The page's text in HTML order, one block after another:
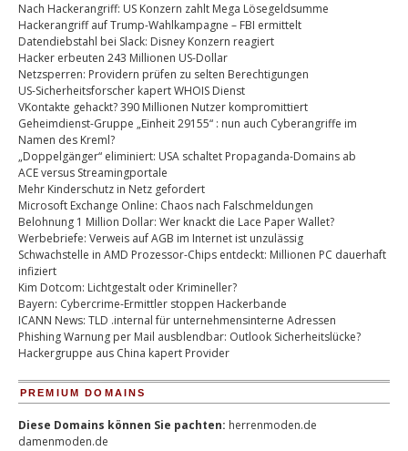
Nach Hackerangriff: US Konzern zahlt Mega Lösegeldsumme
Hackerangriff auf Trump-Wahlkampagne – FBI ermittelt
Datendiebstahl bei Slack: Disney Konzern reagiert
Hacker erbeuten 243 Millionen US-Dollar
Netzsperren: Providern prüfen zu selten Berechtigungen
US-Sicherheitsforscher kapert WHOIS Dienst
VKontakte gehackt? 390 Millionen Nutzer kompromittiert
Geheimdienst-Gruppe „Einheit 29155“ : nun auch Cyberangriffe im
Namen des Kreml?
„Doppelgänger“ eliminiert: USA schaltet Propaganda-Domains ab
ACE versus Streamingportale
Mehr Kinderschutz in Netz gefordert
Microsoft Exchange Online: Chaos nach Falschmeldungen
Belohnung 1 Million Dollar: Wer knackt die Lace Paper Wallet?
Werbebriefe: Verweis auf AGB im Internet ist unzulässig
Schwachstelle in AMD Prozessor-Chips entdeckt: Millionen PC dauerhaft
infiziert
Kim Dotcom: Lichtgestalt oder Krimineller?
Bayern: Cybercrime-Ermittler stoppen Hackerbande
ICANN News: TLD .internal für unternehmensinterne Adressen
Phishing Warnung per Mail ausblendbar: Outlook Sicherheitslücke?
Hackergruppe aus China kapert Provider
PREMIUM DOMAINS
Diese Domains können Sie pachten: herrenmoden.de
damenmoden.de